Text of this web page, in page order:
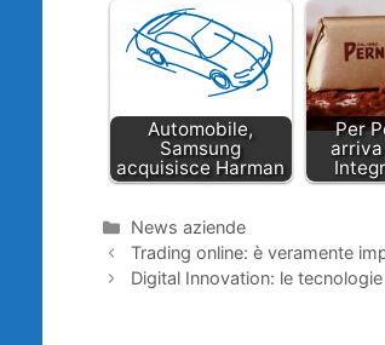
Automobile,
Samsung
acquisisce Harman
Per
arriva
Categorie
News aziende
Trading online: è veramente
Digital Innovation: le